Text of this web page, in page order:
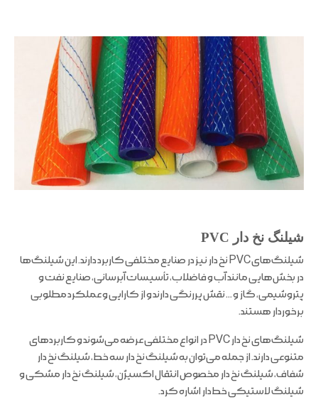
شیلنگ نخ‌ دار PVC
شیلنگ‌های PVC نخ‌ دار نیز در صنایع مختلفی کاربرد دارند. این شیلنگ‌ها
در بخش‌هایی مانند آب و فاضلاب، تأسیسات آبرسانی، صنایع نفت و
پتروشیمی، گاز و … نقش پررنگی دارند و از کارایی و عملکرد مطلوبی
برخوردار هستند.
شیلنگ‌های نخ‌ دار PVC در انواع مختلفی عرضه می‌شوند و کاربردهای
متنوعی دارند. از جمله می‌توان به شیلنگ نخ‌ دار سه خط، شیلنگ نخ‌ دار
شفاف، شیلنگ نخ‌ دار مخصوص انتقال اکسیژن، شیلنگ نخ‌ دار مشکی و
شیلنگ لاستیکی خط‌دار اشاره کرد.